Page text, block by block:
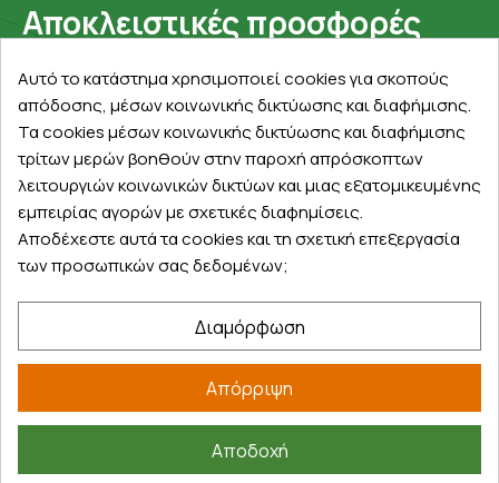
Αποκλειστικές προσφορές
Εγγραφείτε με το email σας για να ενημερώνεστε
πρώτοι για προσφορές, διαγωνισμούς, εκπτωτικούς
κωδικούς και μοναδικά δώρα!
Βρείτε μας στα social
©2026farmakeioexpress.gr
Αυτό το κατάστημα χρησιμοποιεί cookies για σκοπούς
απόδοσης, μέσων κοινωνικής δικτύωσης και διαφήμισης.
Τα cookies μέσων κοινωνικής δικτύωσης και διαφήμισης
τρίτων μερών βοηθούν στην παροχή απρόσκοπτων
λειτουργιών κοινωνικών δικτύων και μιας εξατομικευμένης
εμπειρίας αγορών με σχετικές διαφημίσεις.
Αποδέχεστε αυτά τα cookies και τη σχετική επεξεργασία
των προσωπικών σας δεδομένων;
Διαμόρφωση
Απόρριψη
Αποδοχή